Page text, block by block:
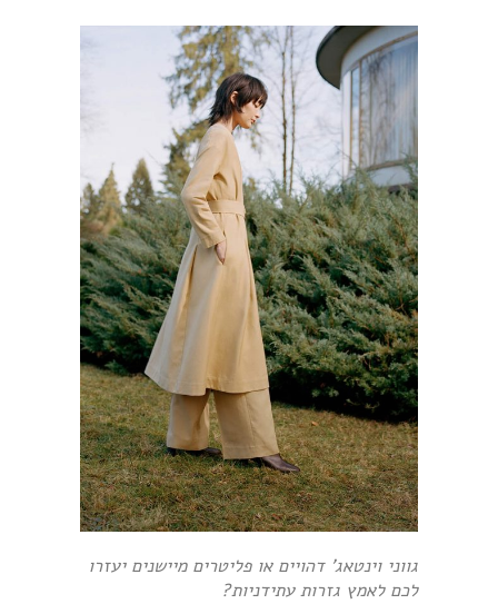
גווני וינטאג' דהויים או פליטרים מיישנים יעזרו
לכם לאמץ גזרות עתידניות?